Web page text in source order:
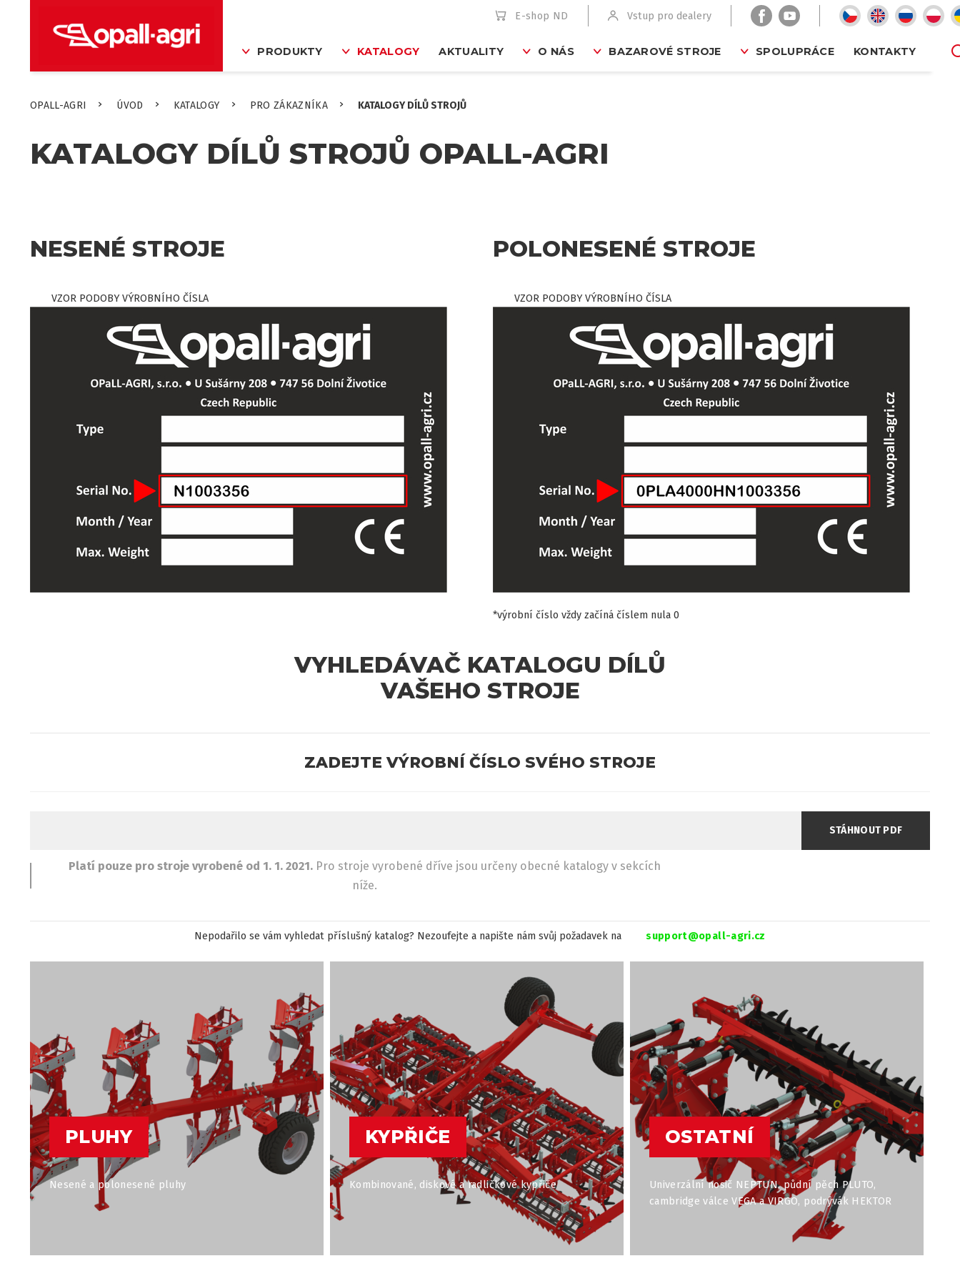
E-shop ND Vstup pro dealery
PRODUKTY KATALOGY AKTUALITY O NÁS BAZAROVÉ STROJE SPOLUPRÁCE KONTAKTY
OPALL-AGRI ÚVOD KATALOGY PRO ZÁKAZNÍKA KATALOGY DÍLŮ STROJŮ
KATALOGY DÍLŮ STROJŮ OPALL-AGRI
NESENÉ STROJE
VZOR PODOBY VÝROBNÍHO ČÍSLA
POLONESENÉ STROJE
VZOR PODOBY VÝROBNÍHO ČÍSLA
*výrobní číslo vždy začíná číslem nula 0
VYHLEDÁVAČ KATALOGU DÍLŮ
VAŠEHO STROJE
ZADEJTE VÝROBNÍ ČÍSLO SVÉHO STROJE
Platí pouze pro stroje vyrobené od 1. 1. 2021.Pro stroje vyrobené dříve jsou určeny obecné katalogy v sekcích
níže.
Nepodařilo se vám vyhledat příslušný katalog? Nezoufejte a napište nám svůj požadavek na support@opall-agri.cz
PLUHY
Nesené a polonesené pluhy
KYPŘIČE
Kombinované, diskové a radličkové kypřiče
OSTATNÍ
Univerzální nosič NEPTUN, půdní pěch PLUTO,
cambridge válce VEGA a VIRGO, podrývák HEKTOR